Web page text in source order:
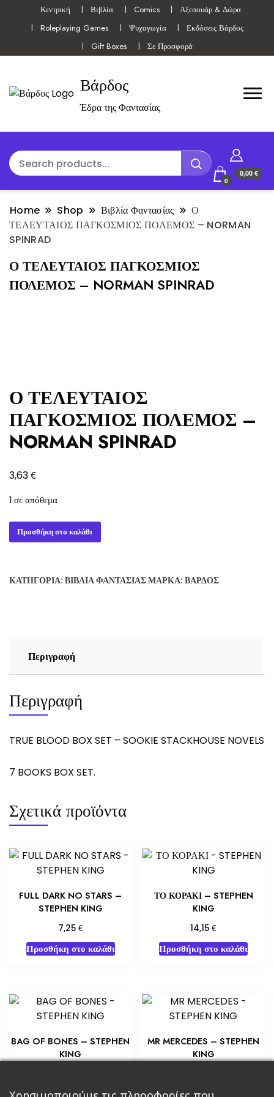
Κεντρική Βιβλία Comics
Αξεσουάρ & Δώρα
Roleplaying Games
Ψυχαγωγία
Εκδόσεις Βάρδος
Gift Boxes
Σε Προσφορά
Βάρδος
Έδρα της Φαντασίας
0
0,00 €
Home Shop Βιβλία Φαντασίας
Ο
ΤΕΛΕΥΤΑΙΟΣ ΠΑΓΚΟΣΜΙΟΣ ΠΟΛΕΜΟΣ – NORMAN
SPINRAD
Ο ΤΕΛΕΥΤΑΙΟΣ ΠΑΓΚΟΣΜΙΟΣ
ΠΟΛΕΜΟΣ – NORMAN SPINRAD
Ο ΤΕΛΕΥΤΑΙΟΣ
ΠΑΓΚΟΣΜΙΟΣ ΠΟΛΕΜΟΣ –
NORMAN SPINRAD
3,63€
1 σε απόθεμα
ΤΕΛΕΥΤΑΙΟΣ
-
Προσθήκη στο καλάθι
ΚΑΤΗΓΟΡΊΑ: ΒΙΒΛΊΑ ΦΑΝΤΑΣΊΑΣΜΆΡΚΑ: ΒΆΡΔΟΣ
Περιγραφή
Περιγραφή
TRUE BLOOD BOX SET – SOOKIE STACKHOUSE NOVELS
7 BOOKS BOX SET.
Σχετικά προϊόντα
FULL DARK NO STARS –
STEPHEN KING
7,25 €
Προσθήκη στο καλάθι
ΤΟ ΚΟΡΑΚΙ – STEPHEN
KING
14,15€
Προσθήκη στο καλάθι
BAG OF BONES – STEPHEN
KING
MR MERCEDES – STEPHEN
KING
Προσθήκη στο καλάθι